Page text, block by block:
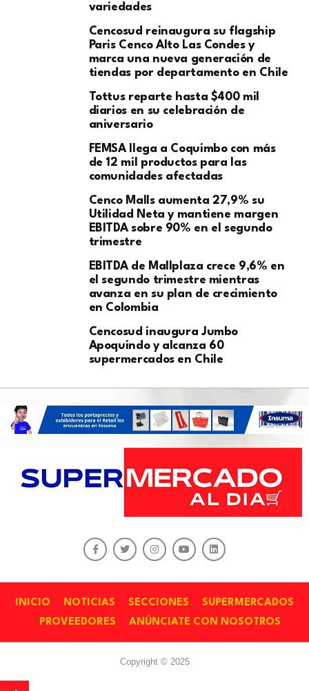
variedades
Cencosud reinaugura su flagship
Paris Cenco Alto Las Condes y
marca una nueva generación de
tiendas por departamento en Chile
Tottus reparte hasta $400 mil
diarios en su celebración de
aniversario
FEMSA llega a Coquimbo con más
de 12 mil productos para las
comunidades afectadas
Cenco Malls aumenta 27,9% su
Utilidad Neta y mantiene margen
EBITDA sobre 90% en el segundo
trimestre
EBITDA de Mallplaza crece 9,6% en
el segundo trimestre mientras
avanza en su plan de crecimiento
en Colombia
Cencosud inaugura Jumbo
Apoquindo y alcanza 60
supermercados en Chile
INICIO NOTICIAS SECCIONES
SUPERMERCADOS
PROVEEDORES
ANÚNCIATE CON NOSOTROS
Copyright © 2025